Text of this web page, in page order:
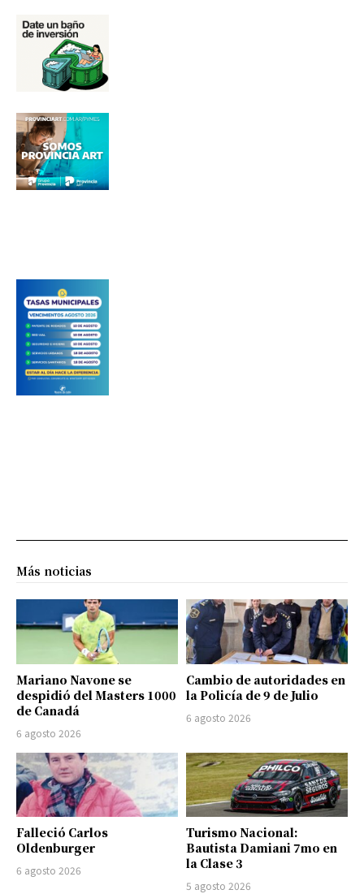
Más noticias
Mariano Navone se
despidió del Masters 1000
de Canadá
6 agosto 2026
Cambio de autoridades en
la Policía de 9 de Julio
6 agosto 2026
Falleció Carlos
Oldenburger
6 agosto 2026
Turismo Nacional:
Bautista Damiani 7mo en
la Clase 3
5 agosto 2026